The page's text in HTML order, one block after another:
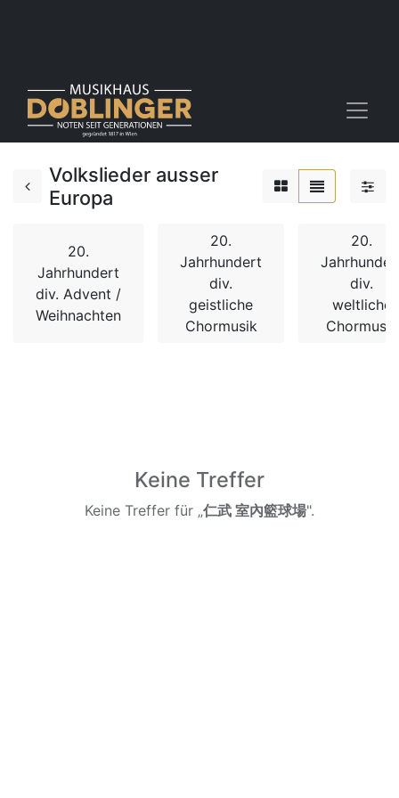
Volkslieder ausser
Europa
20.
Jahrhundert
div. Advent /
Weihnachten
20.
Jahrhundert
div.
geistliche
Chormusik
20.
div.
weltliche
Chormusik
Keine Treffer
Keine Treffer für „仁武 室內籃球場".